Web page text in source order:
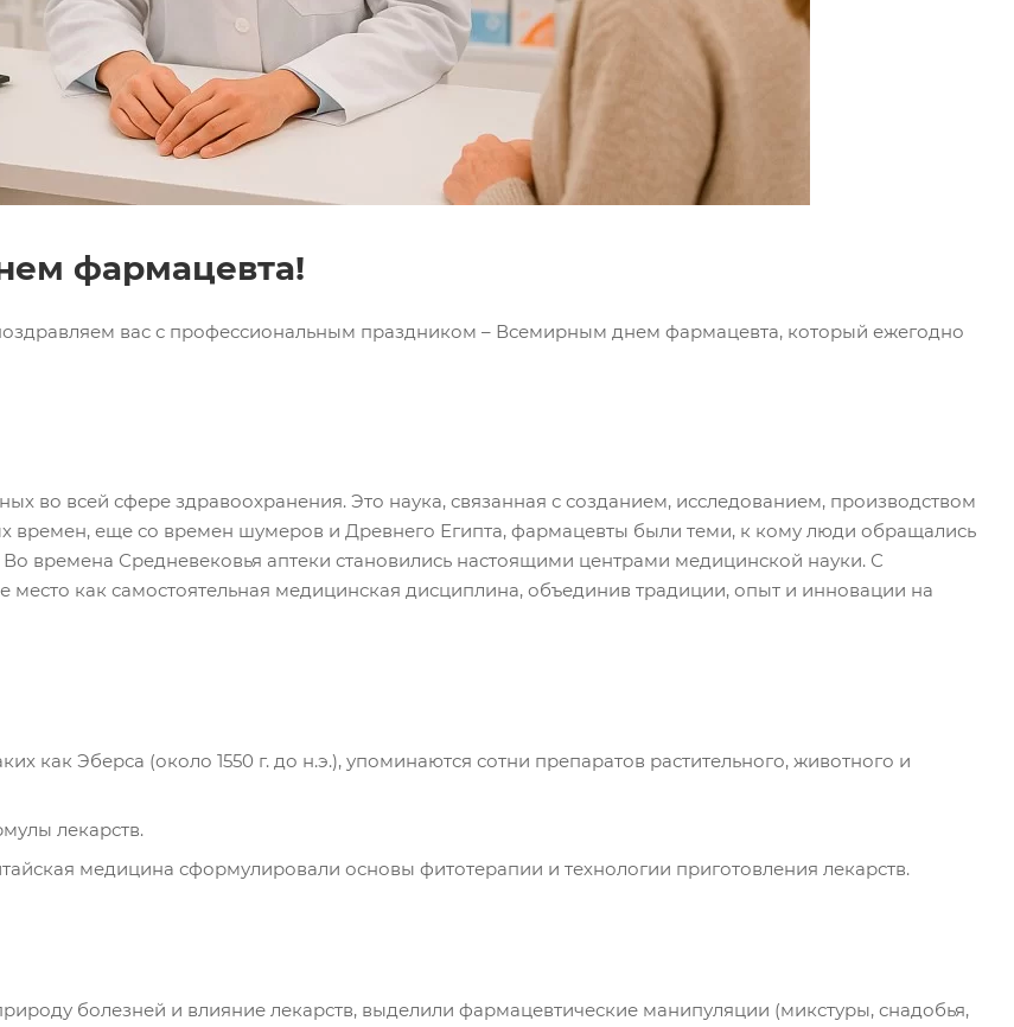
фармацевта!
вас с профессиональным праздником – Всемирным днем фармацевта, который ежегодно
во всей сфере здравоохранения. Это наука, связанная с созданием, исследованием, производством
времен, еще со времен шумеров и Древнего Египта, фармацевты были теми, к кому люди обращались
Во времена Средневековья аптеки становились настоящими центрами медицинской науки. С
как самостоятельная медицинская дисциплина, объединив традиции, опыт и инновации на
как Эберса (около 1550 г. до н.э.), упоминаются сотни препаратов растительного, животного и
лекарств.
медицина сформулировали основы фитотерапии и технологии приготовления лекарств.
болезней и влияние лекарств, выделили фармацевтические манипуляции (микстуры, снадобья,